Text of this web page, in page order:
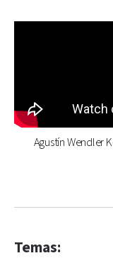
Agustín Wendler
Temas: